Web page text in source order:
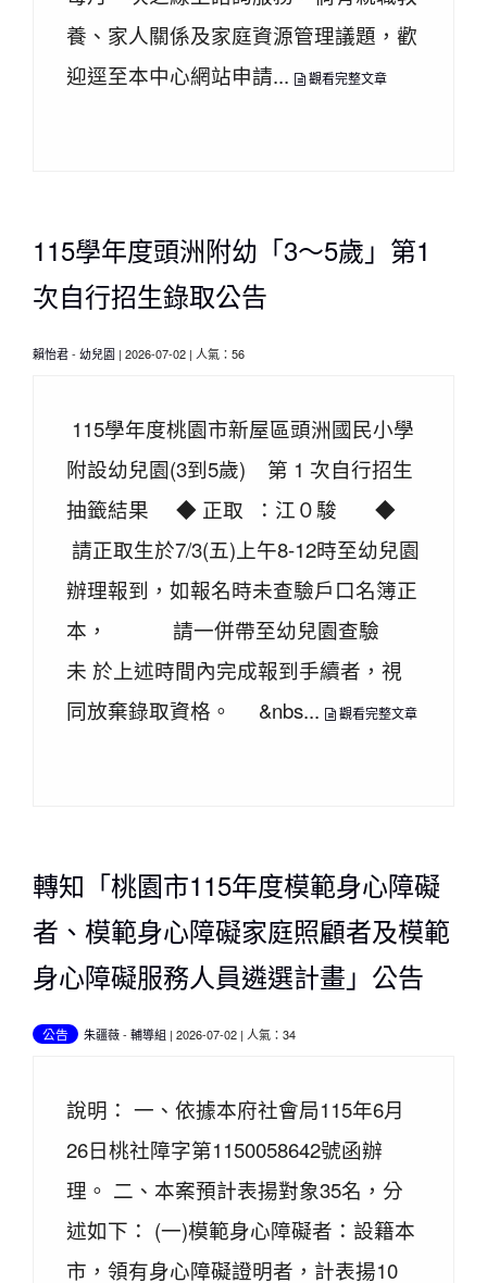
養、家人關係及家庭資源管理議題，歡
迎逕至本中心網站申請...
觀看完整文章
115學年度頭洲附幼「3～5歲」第1
次自行招生錄取公告
賴怡君- 幼兒園 | 2026-07-02 | 人氣：56
115學年度桃園市新屋區頭洲國民小學
附設幼兒園(3到5歲) 第 1 次自行招生
抽籤結果 ◆ 正取 ：江０駿 ◆
請正取生於7/3(五)上午8-12時至幼兒園
辦理報到，如報名時未查驗戶口名簿正
本， 請一併帶至幼兒園查驗
未 於上述時間內完成報到手續者，視
同放棄錄取資格。 &nbs...
觀看完整文章
轉知「桃園市115年度模範身心障礙
者、模範身心障礙家庭照顧者及模範
身心障礙服務人員遴選計畫」公告
公告 朱疆薇- 輔導組 | 2026-07-02 | 人氣：34
說明： 一、依據本府社會局115年6月
26日桃社障字第1150058642號函辦
理。 二、本案預計表揚對象35名，分
述如下： (一)模範身心障礙者：設籍本
市，領有身心障礙證明者，計表揚10